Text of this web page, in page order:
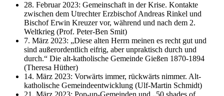
28. Februar 2023: Gemeinschaft in der Krise. Kontakte
zwischen dem Utrechter Erzbischof Andreas Rinkel und
Bischof Erwin Kreuzer vor, während und nach dem 2.
Weltkrieg (Prof. Peter-Ben Smit)
7. März 2023: „Diese alten Herrn meinen es recht gut und
sind außerordentlich eifrig, aber unpraktisch durch und
durch.“ Die alt-katholische Gemeinde Gießen 1870-1894
(Theresa Hüther)
14. März 2023: Vorwärts immer, rückwärts nimmer. Alt-
katholische Gemeindeentwicklung (Ulf-Martin Schmidt)